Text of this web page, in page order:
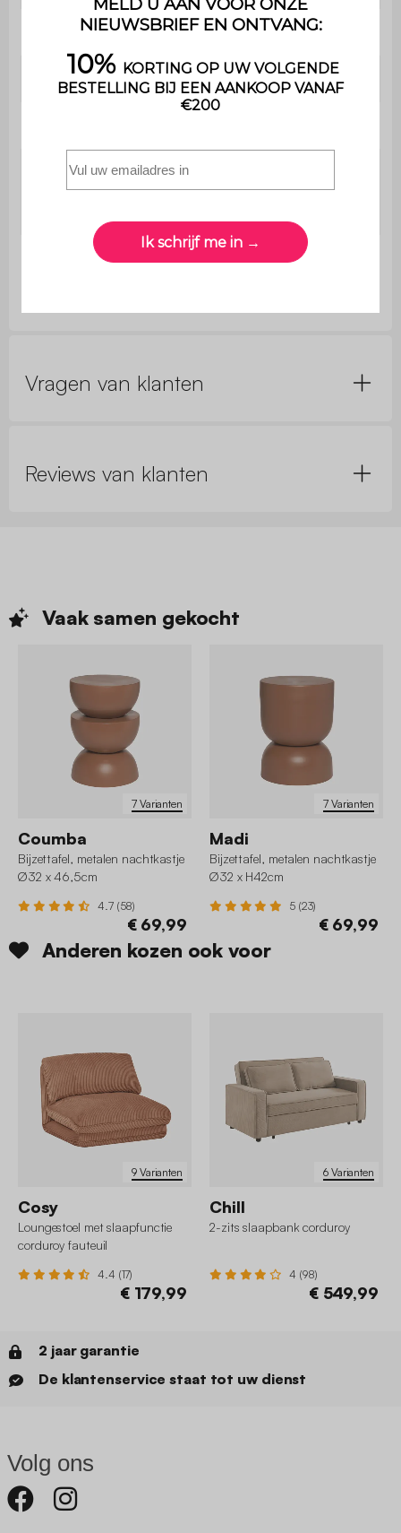
Gewicht 3,50 kg
Gebruik Binnen
Montage
Het product wordt al gemonteerd
geleverd in de originele
Afmetingen Ø29,5 x H 48,5cm (75kg)
Vragen van klanten
Reviews van klanten
Vaak samen gekocht
7 Varianten
Coumba
Bijzettafel, metalen nachtkastje
Ø32 x 46,5cm
4.7 (58)
€ 69,99
7 Varianten
Madi
Bijzettafel, metalen nachtkastje
Ø32 x H42cm
5 (23)
€ 69,99
Anderen kozen ook voor
9 Varianten
Cosy
Loungestoel met slaapfunctie
corduroy fauteuil
4.4 (17)
€ 179,99
6 Varianten
Chill
2-zits slaapbank corduroy
4 (98)
€ 549,99
2 jaar garantie
De klantenservice staat tot uw dienst
Volg ons